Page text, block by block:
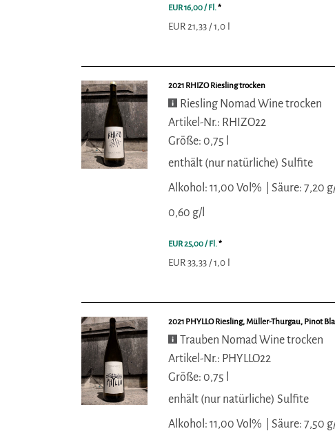
EUR 16,00/ Fl.*
EUR 21,33 / 1,0 l
2021 RHIZO Riesling trocken
Riesling Nomad Wine trocken
Artikel-Nr.: RHIZO22
Größe: 0,75 l
enthält (nur natürliche) Sulfite
Alkohol: 11,00 Vol%
Säure: 7,20
0,60 g/l
EUR 25,00/ Fl.*
EUR 33,33 / 1,0 l
2021 PHYLLO Riesling, Müller-Thurgau, Pinot
Trauben Nomad Wine trocken
Artikel-Nr.: PHYLLO22
Größe: 0,75 l
enhält (nur natürliche) Sulfite
Alkohol: 11,00 Vol%
Säure: 7,50